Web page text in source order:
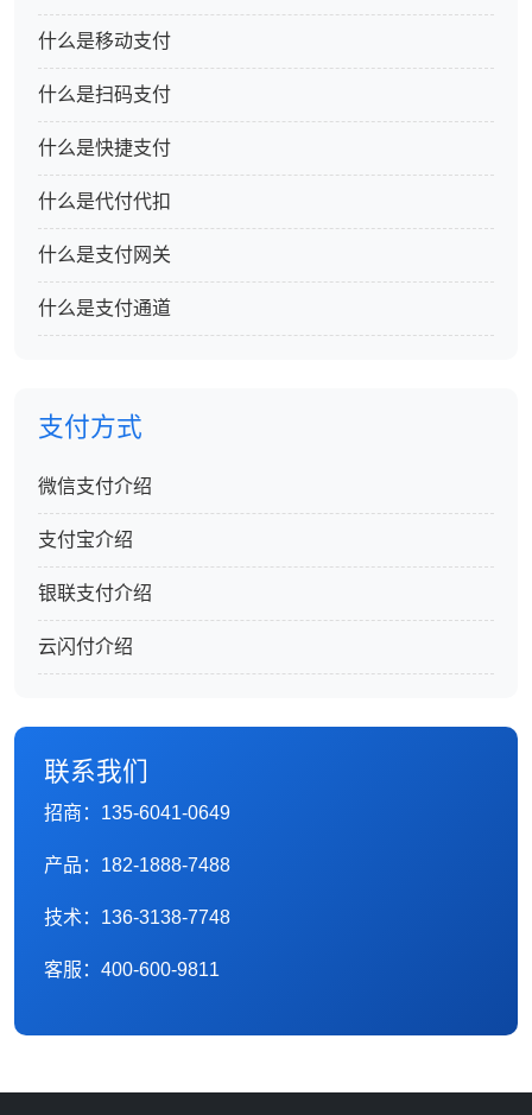
什么是移动支付
什么是扫码支付
什么是快捷支付
什么是代付代扣
什么是支付网关
什么是支付通道
支付方式
微信支付介绍
支付宝介绍
银联支付介绍
云闪付介绍
联系我们
招商：135-6041-0649
产品：182-1888-7488
技术：136-3138-7748
客服：400-600-9811